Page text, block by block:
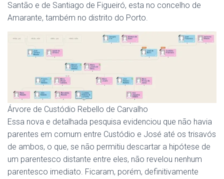
Santão e de Santiago de Figueiró, esta no concelho de
Amarante, também no distrito do Porto.
Árvore de Custódio Rebello de Carvalho
Essa nova e detalhada pesquisa evidenciou que não havia
parentes em comum entre Custódio e José até os trisavós
de ambos, o que, se não permitiu descartar a hipótese de
um parentesco distante entre eles, não revelou nenhum
parentesco imediato. Ficaram, porém, definitivamente